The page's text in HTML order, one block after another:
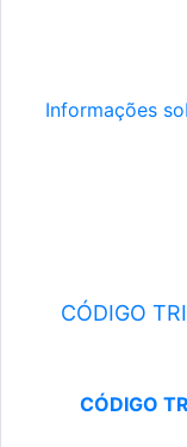
Informações
CÓDIGO
CÓDIGO